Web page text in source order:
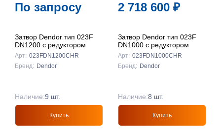
По запросу
Затвор Dendor тип 023F
DN1200 с редуктором
Арт: 023FDN1200CHR
Бренд: Dendor
Наличие:9 шт.
Купить
2 718 600 ₽
Затвор Dendor тип 023F
DN1000 с редуктором
Арт: 023FDN1000CHR
Бренд: Dendor
Наличие:8 шт.
Купить